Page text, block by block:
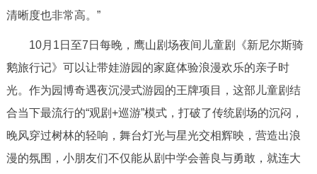
清晰度也非常高。”
10月1日至7日每晚，鹰山剧场夜间儿童剧《新尼尔斯骑
鹅旅行记》可以让带娃游园的家庭体验浪漫欢乐的亲子时
光。作为园博奇遇夜沉浸式游园的王牌项目，这部儿童剧结
合当下最流行的“观剧+巡游”模式，打破了传统剧场的沉闷，
晚风穿过树林的轻响，舞台灯光与星光交相辉映，营造出浪
漫的氛围，小朋友们不仅能从剧中学会善良与勇敢，就连大